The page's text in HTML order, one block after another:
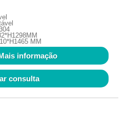
MM
informação
consulta